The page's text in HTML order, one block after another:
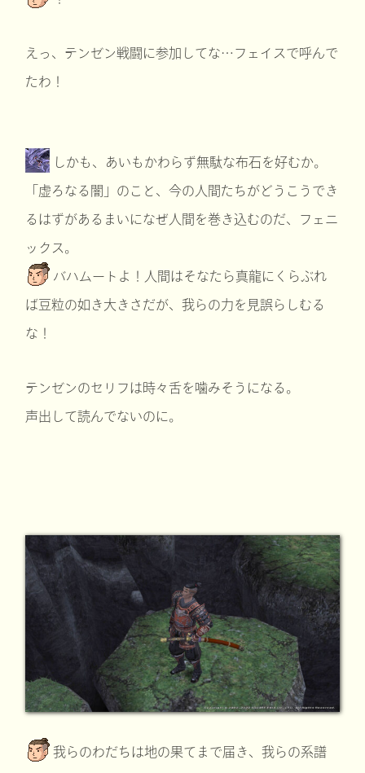
えっ、テンゼン戦闘に参加してな…フェイスで呼んで
たわ！
しかも、あいもかわらず無駄な布石を好むか。
「虚ろなる闇」のこと、今の人間たちがどうこうでき
るはずがあるまいになぜ人間を巻き込むのだ、フェニ
ックス。
バハムートよ！人間はそなたら真龍にくらぶれ
ば豆粒の如き大きさだが、我らの力を見誤らしむる
な！
テンゼンのセリフは時々舌を噛みそうになる。
声出して読んでないのに。
我らのわだちは地の果てまで届き、我らの系譜